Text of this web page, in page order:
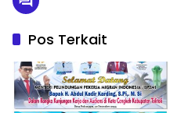
Pos Terkait